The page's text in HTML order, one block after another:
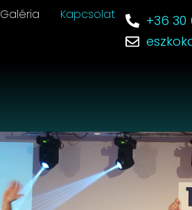
Galéria Kapcsolat
+36 30